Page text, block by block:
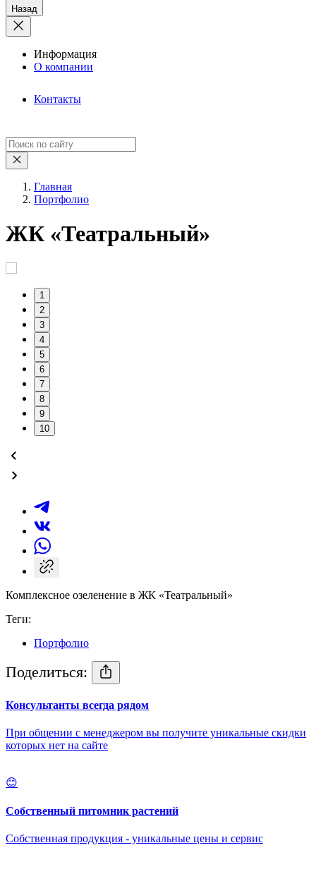
Назад
Информация
О компании
Контакты
Главная
Портфолио
ЖК «Театральный»
1
2
3
4
5
6
7
8
9
10
Комплексное озеленение в ЖК «Театральный»
Теги:
Портфолио
Поделиться:
Консультанты всегда рядом
При общении с менеджером вы получите уникальные скидки
которых нет на сайте
😊
Собственный питомник растений
Собственная продукция - уникальные цены и сервис